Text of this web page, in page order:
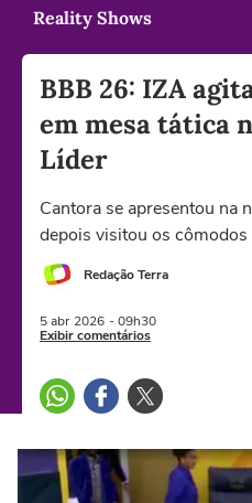
Reality Shows
BBB 26: IZA
em mesa tática
Líder
Cantora se apresentou na
depois visitou os cômodos
Redação Terra
5 abr 2026 - 09h30
Exibir comentários